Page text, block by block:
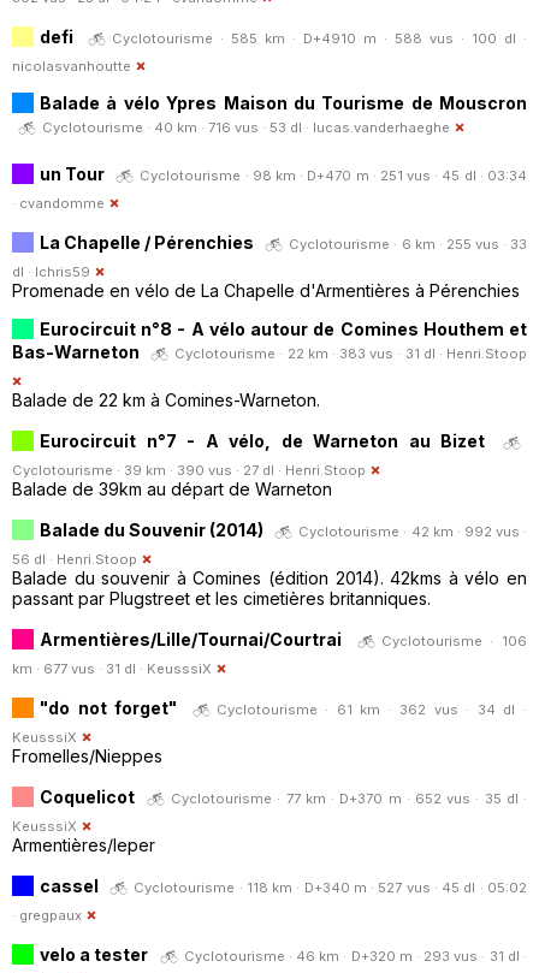
defi
Cyclotourisme · 585 km · D+4910 m · 588 vus · 100 dl ·
nicolasvanhoutte
Balade à vélo Ypres Maison du Tourisme de Mouscron
Cyclotourisme · 40 km · 716 vus · 53 dl · lucas.vanderhaeghe
un Tour
Cyclotourisme · 98 km · D+470 m · 251 vus · 45 dl · 03:34
· cvandomme
La Chapelle / Pérenchies
Cyclotourisme · 6 km · 255 vus · 33
dl · lchris59
Promenade en vélo de La Chapelle d'Armentières à Pérenchies
Eurocircuit n°8 - A vélo autour de Comines Houthem et
Bas-Warneton
Cyclotourisme · 22 km · 383 vus · 31 dl · Henri.Stoop
Balade de 22 km à Comines-Warneton.
Eurocircuit n°7 - A vélo, de Warneton au Bizet
Cyclotourisme · 39 km · 390 vus · 27 dl · Henri.Stoop
Balade de 39km au départ de Warneton
Balade du Souvenir (2014)
Cyclotourisme · 42 km · 992 vus ·
56 dl · Henri.Stoop
Balade du souvenir à Comines (édition 2014). 42kms à vélo en
passant par Plugstreet et les cimetières britanniques.
Armentières/Lille/Tournai/Courtrai
Cyclotourisme · 106
km · 677 vus · 31 dl · KeusssiX
"do not forget"
Cyclotourisme · 61 km · 362 vus · 34 dl ·
KeusssiX
Fromelles/Nieppes
Coquelicot
Cyclotourisme · 77 km · D+370 m · 652 vus · 35 dl ·
KeusssiX
Armentières/Ieper
cassel
Cyclotourisme · 118 km · D+340 m · 527 vus · 45 dl · 05:02
· gregpaux
velo a tester
Cyclotourisme · 46 km · D+320 m · 293 vus · 31 dl ·